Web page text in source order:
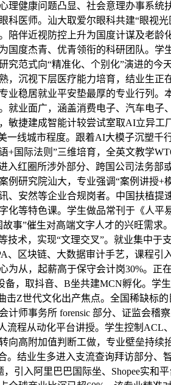
理健康问题凸显、社会意理办事系
科医师。汕大取爱尔眼科共建“眼视
陪伴近视防控上升为国度计谋及老
国度杰青、优青领衔的科研团队。
究范式向“精准化、个别化”演进的
，沉视下层医疗能力培育，结业生
业稳居就业平安垫最厚的专业行列
就业面广，涵盖消费电子、汽车电
敏捷建成智能计较尝试室取AI立异
一线城市程度。跟着AI大模子沉塑
+国际法则”三维培育，全英文教学
入红圈所涉外部分、跨国公司法务部
例研究院汕大，专业强调“案例讲授
、安然等企业合规岗者。中国扶植
化等特色课。学生做品常刊于《人
事”催生对高端文字人才的兴旺需
技术，实现“文理交叉”。就业集中
、区块链、大数据审计手艺，课程
为从，起薪高于保守会计岗30%。
备，取抖音、B坐共建MCN孵化。学
击Z世代文化出产焦点。全国稀缺标
计师事务所 forensic 部分、证监会
流程从动化平台讲授。学生控制
向高附加值判断工做，专业壁垒持
。结业生多进入支流查询拜访部分
，引入阿里巴巴国际坐、Shopee实